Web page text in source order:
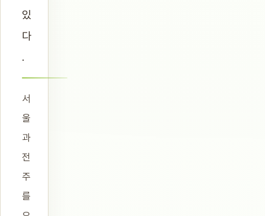
있
다
.
서
울
과
전
주
를